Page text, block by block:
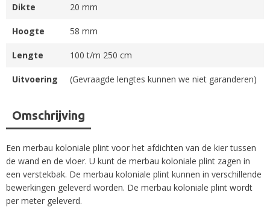
Omschrijving
Een merbau koloniale plint voor het afdichten van de kier tussen
de wand en de vloer. U kunt de merbau koloniale plint zagen in
een verstekbak. De merbau koloniale plint kunnen in verschillende
bewerkingen geleverd worden. De merbau koloniale plint wordt
per meter geleverd.
Dikte 20 mm
Hoogte 58 mm
Lengte 100 t/m 250 cm
Uitvoering (Gevraagde lengtes kunnen we niet garanderen)